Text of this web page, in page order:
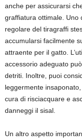
anche per assicurarsi
graffiatura ottimale. Uno
regolare del tiragraffi
accumularsi facilmente
attraente per il gatto.
accessorio adeguato
detriti. Inoltre, puoi
leggermente
cura di risciacquare e
danneggi il sisal.
Un altro aspetto